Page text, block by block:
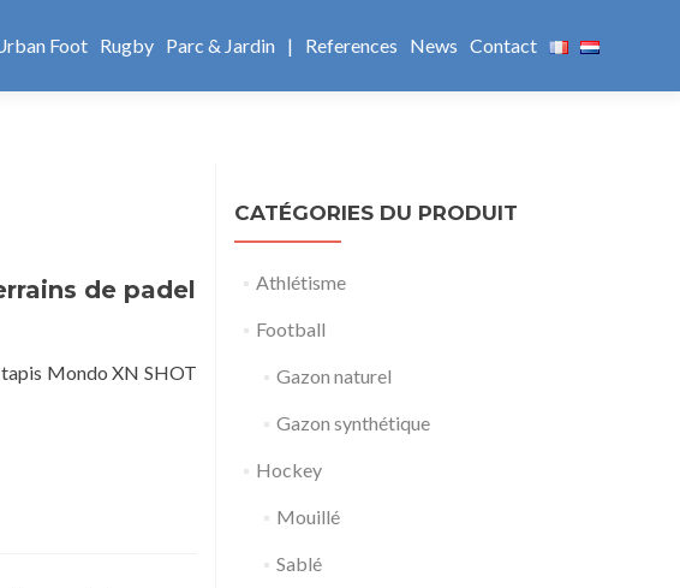
Foot Rugby Parc & Jardin | References News Contact
de padel
Mondo XN SHOT
CATÉGORIES DU PRODUIT
Athlétisme
Football
Gazon naturel
Gazon synthétique
Hockey
Mouillé
Sablé